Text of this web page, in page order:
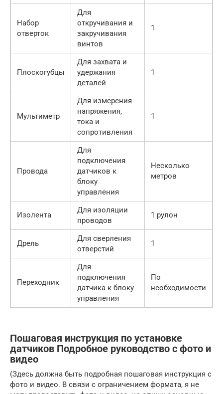
Набор
отверток
Для
откручивания и
закручивания
винтов
1
Плоскогубцы
Для захвата и
удержания
деталей
1
Мультиметр
Для измерения
напряжения,
тока и
сопротивления
1
Провода
Для
подключения
датчиков к
блоку
управления
Несколько
метров
Изолента
Для изоляции
проводов
1 рулон
Дрель
Для сверления
отверстий
1
Переходник
Для
подключения
датчика к блоку
управления
По
необходимости
Пошаговая инструкция по установке
датчиков Подробное руководство с фото и
видео
(Здесь должна быть подробная пошаговая инструкция с
фото и видео. В связи с ограничением формата, я не